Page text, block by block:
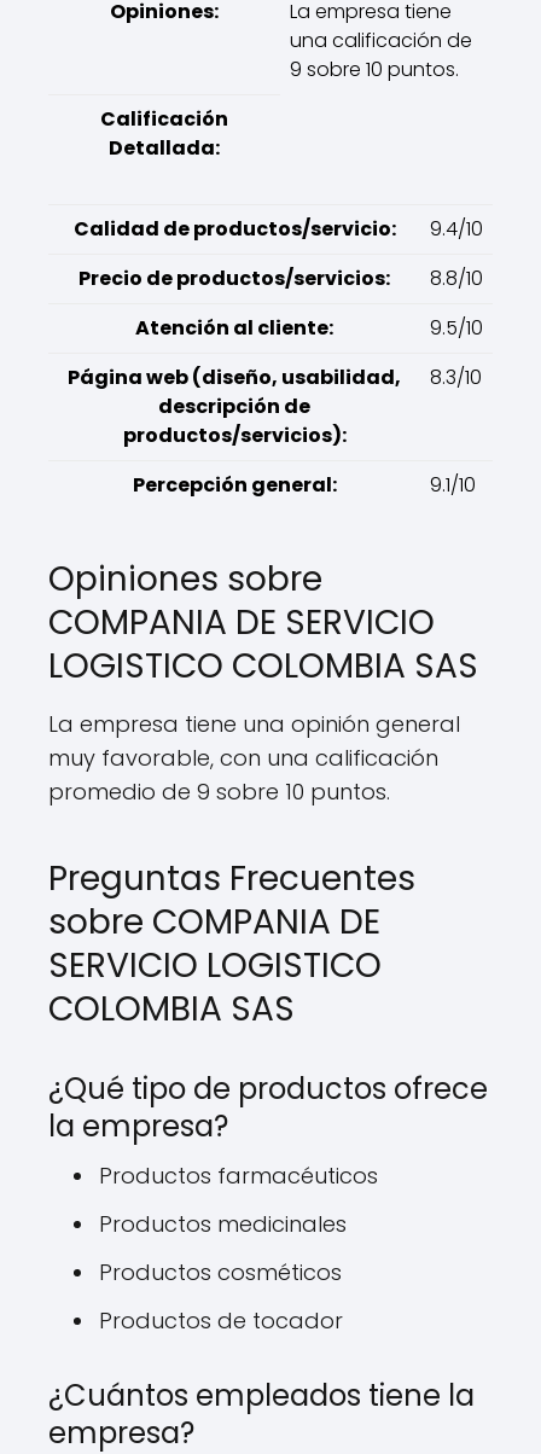
Opiniones:
La empresa tiene
una calificación de
9 sobre 10 puntos.
Calificación
Detallada:
Calidad de productos/servicio:
9.4/10
Precio de productos/servicios:
8.8/10
Atención al cliente:
9.5/10
Página web (diseño, usabilidad,
descripción de
productos/servicios):
8.3/10
Percepción general: 9.1/10
Opiniones sobre
COMPANIA DE SERVICIO
LOGISTICO COLOMBIA SAS
La empresa tiene una opinión general
muy favorable, con una calificación
promedio de 9 sobre 10 puntos.
Preguntas Frecuentes
sobre COMPANIA DE
SERVICIO LOGISTICO
COLOMBIA SAS
¿Qué tipo de productos ofrece
la empresa?
Productos farmacéuticos
Productos medicinales
Productos cosméticos
Productos de tocador
¿Cuántos empleados tiene la
empresa?